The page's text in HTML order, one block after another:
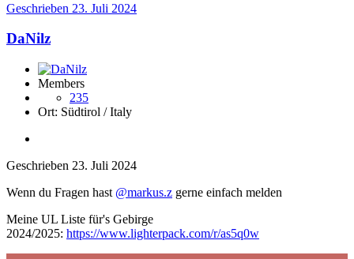
Geschrieben 23. Juli 2024
DaNilz
Members
235
Ort: Südtirol / Italy
Geschrieben 23. Juli 2024
Wenn du Fragen hast @markus.z gerne einfach melden
Meine UL Liste für's Gebirge
2024/2025: https://www.lighterpack.com/r/as5q0w